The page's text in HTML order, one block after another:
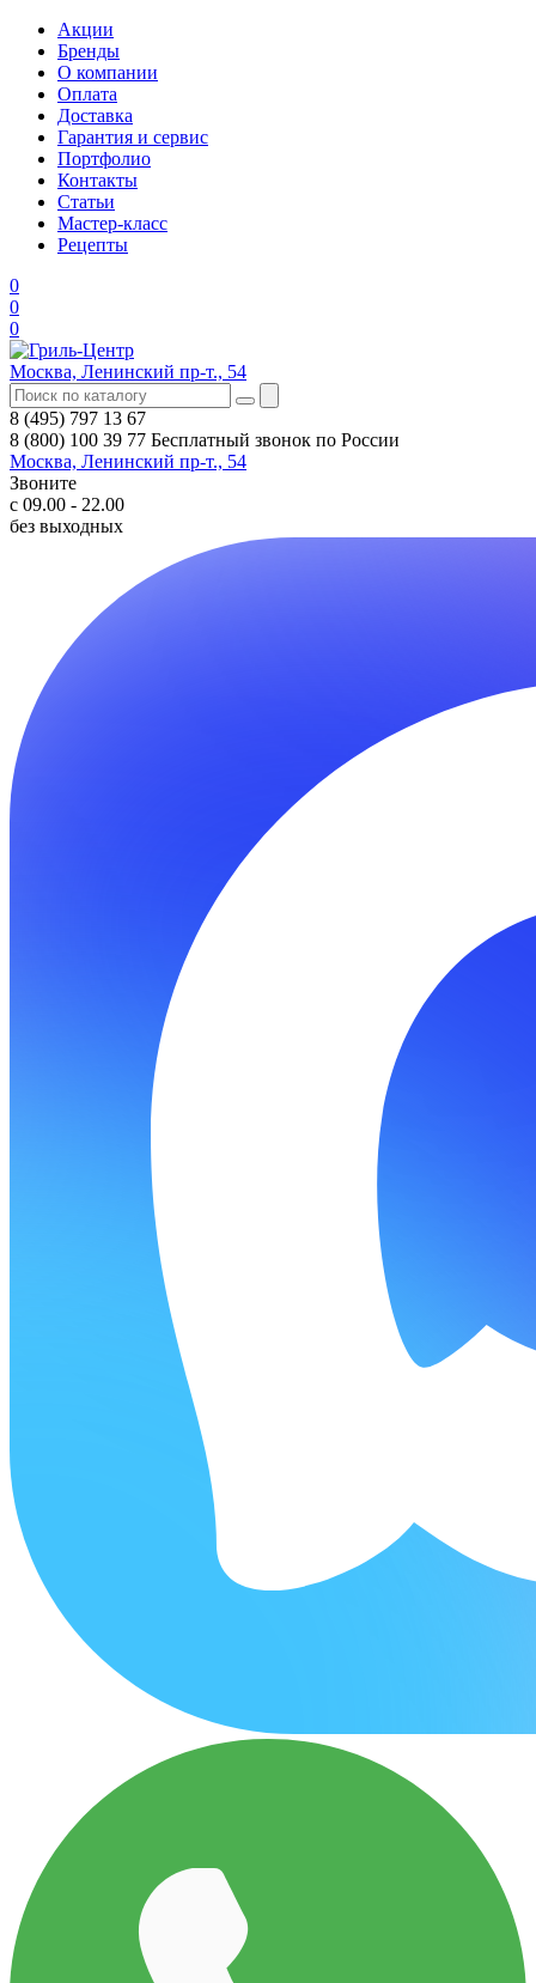
Акции
Бренды
О компании
Оплата
Доставка
Гарантия и сервис
Портфолио
Контакты
Статьи
Мастер-класс
Рецепты
0
0
0
Москва, Ленинский пр-т., 54
8 (495) 797 13 67
8 (800) 100 39 77 Бесплатный звонок по России
Москва, Ленинский пр-т., 54
Звоните
с 09.00 - 22.00
без выходных